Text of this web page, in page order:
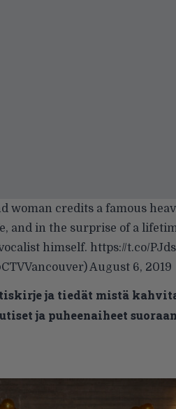
woman credits a famous
and in the surprise of a
himself. https://t.co/
August 6, 2019
ja tiedät mistä
ja puheenaiheet